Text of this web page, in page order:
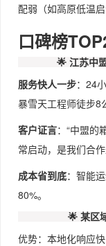
配弱（如高原低温
口碑榜
🌟 江苏中
服务快人一步：24
暴雪天工程师徒步8
客户证言：“中盟
常启动，是我们合
成本省到底：智能
80%。
🌟 某区
优势：本地化响应